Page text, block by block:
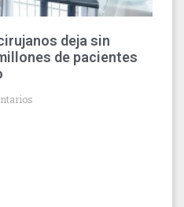
deja sin
de pacientes